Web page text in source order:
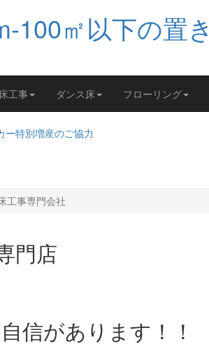
工事 ダンス床 フローリング
工事専門会社